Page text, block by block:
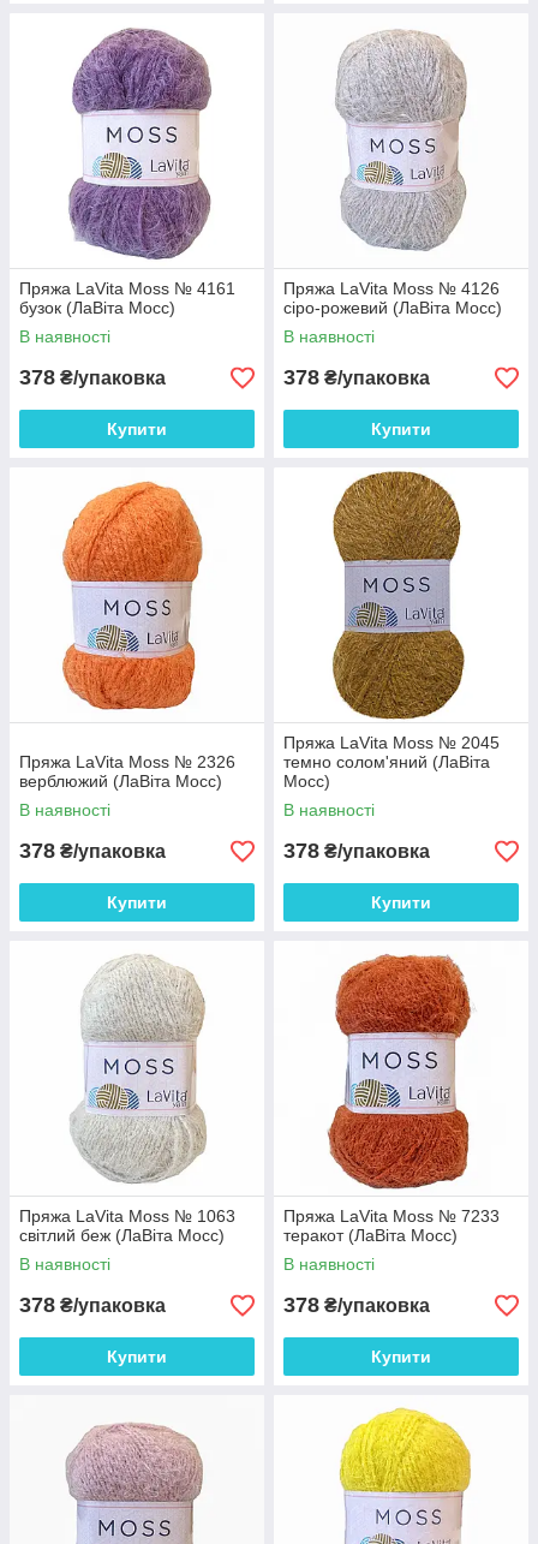
Пряжа LaVita Moss № 4161
бузок (ЛаВіта Мосс)
В наявності
378 ₴/упаковка
Купити
Пряжа LaVita Moss № 4126
сіро-рожевий (ЛаВіта Мосс)
В наявності
378 ₴/упаковка
Купити
Пряжа LaVita Moss № 2326
верблюжий (ЛаВіта Мосс)
В наявності
378 ₴/упаковка
Купити
Пряжа LaVita Moss № 2045
темно солом'яний (ЛаВіта
Мосс)
В наявності
378 ₴/упаковка
Купити
Пряжа LaVita Moss № 1063
світлий беж (ЛаВіта Мосс)
В наявності
378 ₴/упаковка
Купити
Пряжа LaVita Moss № 7233
теракот (ЛаВіта Мосс)
В наявності
378 ₴/упаковка
Купити